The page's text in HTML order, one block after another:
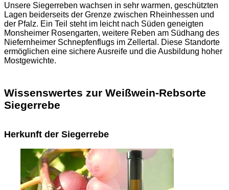
Unsere Siegerreben wachsen in sehr warmen, geschützten
Lagen beiderseits der Grenze zwischen Rheinhessen und
der Pfalz. Ein Teil steht im leicht nach Süden geneigten
Monsheimer Rosengarten, weitere Reben am Südhang des
Niefernheimer Schnepfenflugs im Zellertal. Diese Standorte
ermöglichen eine sichere Ausreife und die Ausbildung hoher
Mostgewichte.
Wissenswertes zur Weißwein-Rebsorte
Siegerrebe
Herkunft der Siegerrebe